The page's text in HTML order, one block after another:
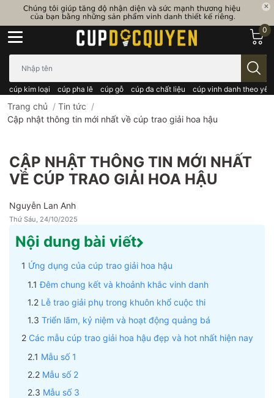
cúp kim loại cúp pha lê cúp gỗ cúp đa chất liệu cúp vinh danh theo
0
Trang chủ / Tin tức /
Cập nhật thông tin mới nhất về cúp trao giải hoa hậu
CẬP NHẬT THÔNG TIN MỚI NHẤT
VỀ CÚP TRAO GIẢI HOA HẬU
Nguyễn Lan Anh
Thứ Sáu, 24/10/2025
Nội dung bài viết
Ứng dụng của cúp trao giải hoa hậu
Đêm chung kết và khoảnh khắc vinh danh
Lễ trao giải phụ trong khuôn khổ cuộc thi
Triển lãm, kỷ niệm và hoạt động quảng bá
Các mẫu cúp trao giải hoa hậu đẹp và hot nhất hiện nay
Mẫu số 1
Mẫu số 2
Mẫu số 3